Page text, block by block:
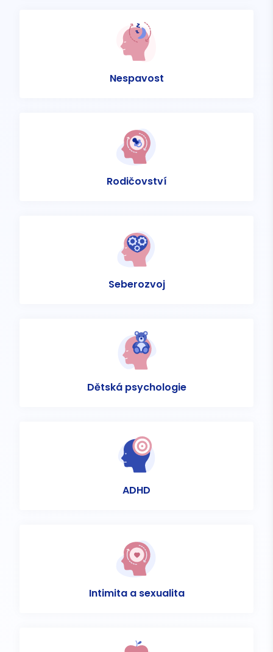
Nespavost
Rodičovství
Seberozvoj
Dětská psychologie
ADHD
Intimita a sexualita